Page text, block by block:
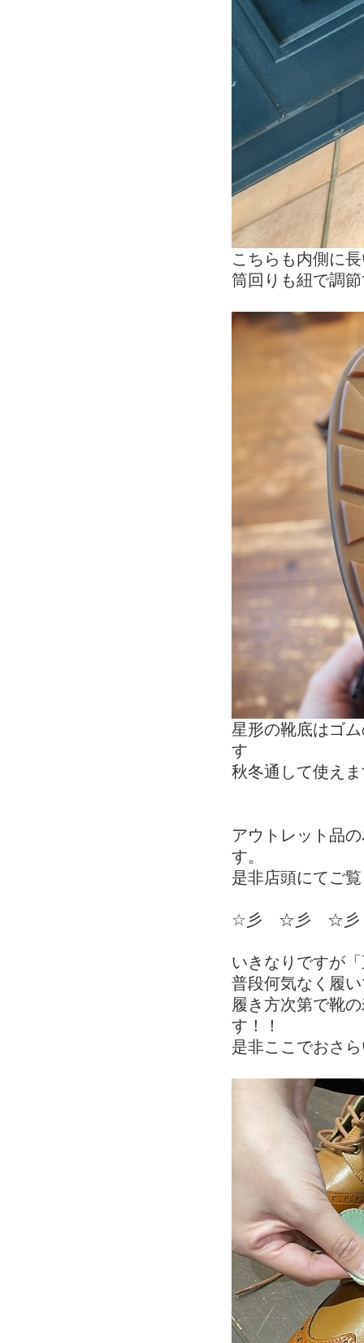
こちらも内側に
筒回りも紐で調
星形の靴底はゴ
す
秋冬通して使え
アウトレット品
す。
是非店頭にてご
☆彡 ☆彡 ☆
いきなりですが
普段何気なく履
履き方次第で靴
す！！
是非ここでおさ